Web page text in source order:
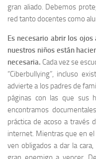
gran aliado. Debemos
red tanto docentes como
Es necesario abrir los
nuestros niños están
necesaria. Cada vez se
“Ciberbullying”, incluso
advierte a los padres de
páginas con las que sus
encontramos
práctica de acoso a través
internet. Mientras que en el
ven obligados a dar la